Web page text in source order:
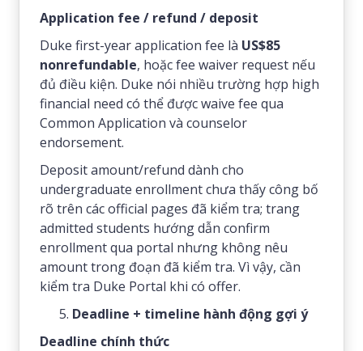
Application fee / refund / deposit
Duke first-year application fee là US$85
nonrefundable, hoặc fee waiver request nếu
đủ điều kiện. Duke nói nhiều trường hợp high
financial need có thể được waive fee qua
Common Application và counselor
endorsement.
Deposit amount/refund dành cho
undergraduate enrollment chưa thấy công bố
rõ trên các official pages đã kiểm tra; trang
admitted students hướng dẫn confirm
enrollment qua portal nhưng không nêu
amount trong đoạn đã kiểm tra. Vì vậy, cần
kiểm tra Duke Portal khi có offer.
Deadline + timeline hành động gợi ý
Deadline chính thức